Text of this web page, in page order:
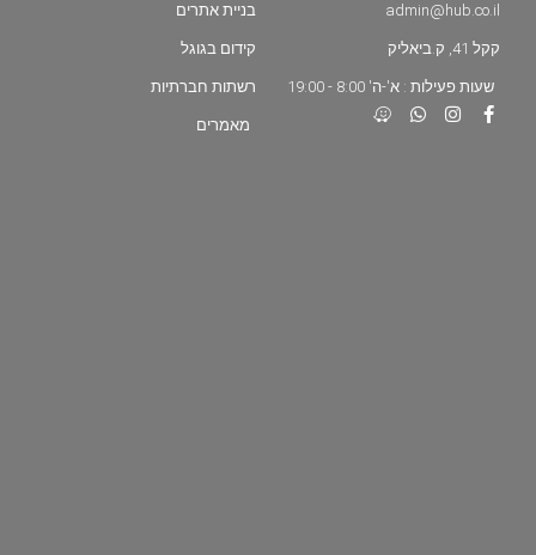
admin@hub.co.il
קקל 41, ק.ביאליק
שעות פעילות : א'-ה' 8:00 - 19:00
בניית אתרים
קידום בגוגל
רשתות חברתיות
מאמרים